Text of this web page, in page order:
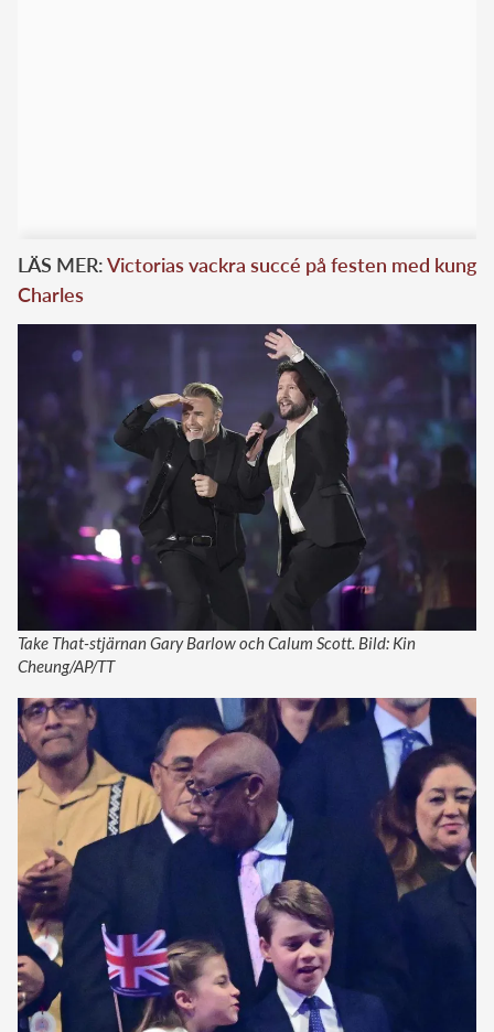
LÄS MER:Victorias vackra succé på festen med kung
Charles
Take That-stjärnan Gary Barlow och Calum Scott. Bild: Kin
Cheung/AP/TT